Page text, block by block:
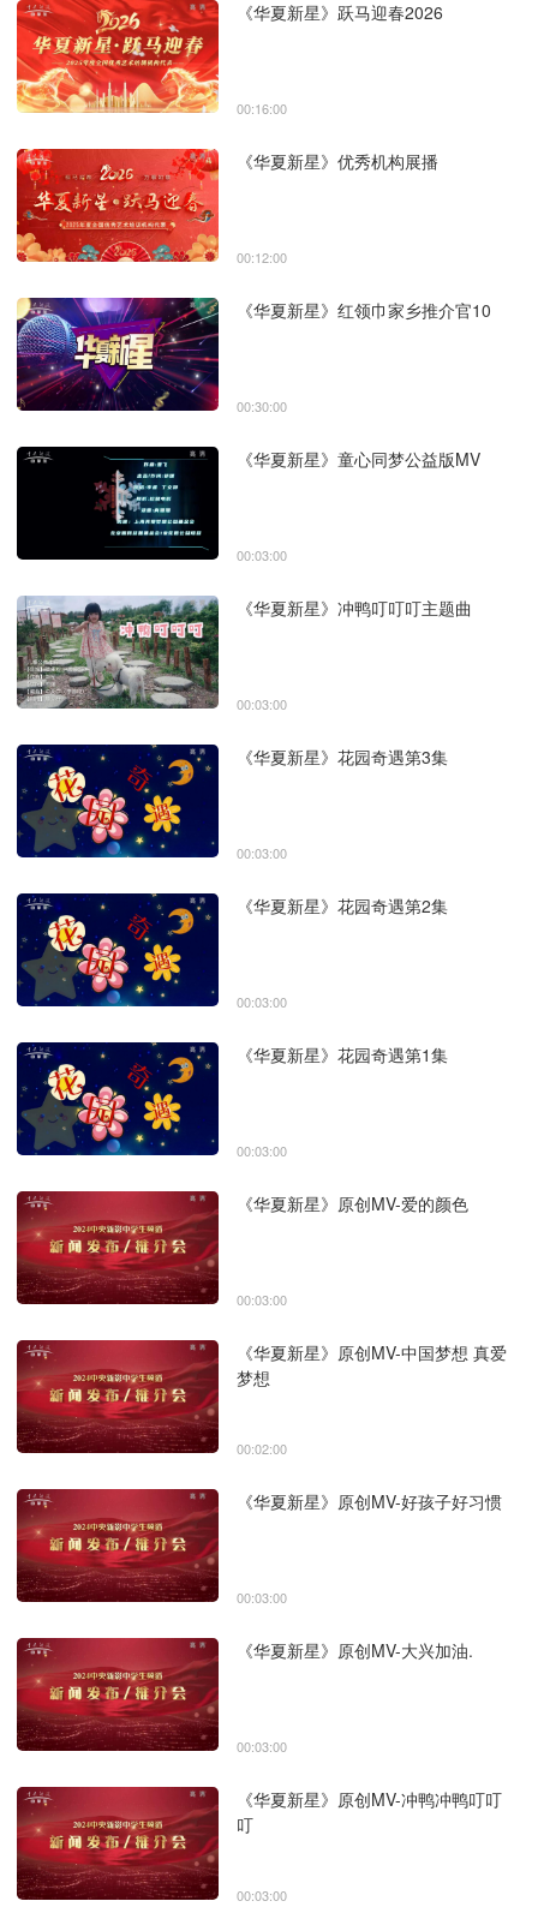
《华夏新星》跃马迎春2026
00:16:00
《华夏新星》优秀机构展播
00:12:00
《华夏新星》红领巾家乡推介官10
00:30:00
《华夏新星》童心同梦公益版MV
00:03:00
《华夏新星》冲鸭叮叮叮主题曲
00:03:00
《华夏新星》花园奇遇第3集
00:03:00
《华夏新星》花园奇遇第2集
00:03:00
《华夏新星》花园奇遇第1集
00:03:00
《华夏新星》原创MV-爱的颜色
00:03:00
《华夏新星》原创MV-中国梦想 真爱
梦想
00:02:00
《华夏新星》原创MV-好孩子好习惯
00:03:00
《华夏新星》原创MV-大兴加油.
00:03:00
《华夏新星》原创MV-冲鸭冲鸭叮叮
叮
00:03:00